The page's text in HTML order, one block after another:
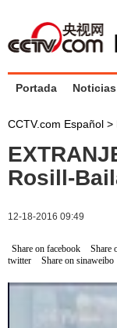
Portada Noticias
CCTV.com Español >
Rosill-
12-18-2016 09:49
Share on facebook Share
twitter
Share on sinaweibo